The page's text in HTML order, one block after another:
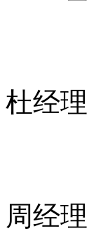
杜经
周经